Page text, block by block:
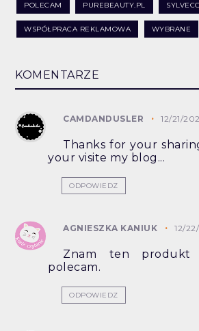
POLECAM PUREBEAUTY.PL
WSPÓŁPRACA REKLAMOWA WYBRANE
KOMENTARZE
CAMDANDUSLER 12/21/
Thanks for your
your visite my blog...
ODPOWIEDZ
AGNIESZKA KANIUK 12/
Znam ten
polecam.
ODPOWIEDZ